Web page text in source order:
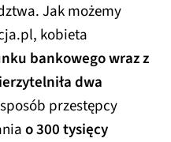
Jak możemy
kobieta
bankowego wraz z
dwa
przestępcy
o 300 tysięcy